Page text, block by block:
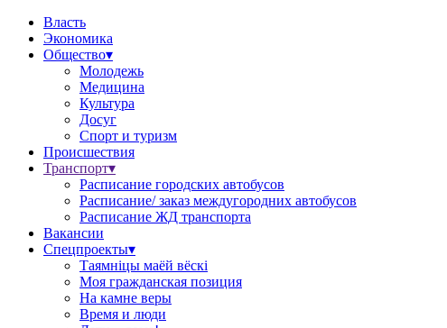
Власть
Экономика
Общество▾
Молодежь
Медицина
Культура
Досуг
Спорт и туризм
Происшествия
Транспорт▾
Расписание городских автобусов
Расписание/ заказ междугородних автобусов
Расписание ЖД транспорта
Вакансии
Спецпроекты▾
Таямніцы маёй вёскі
Моя гражданская позиция
На камне веры
Время и люди